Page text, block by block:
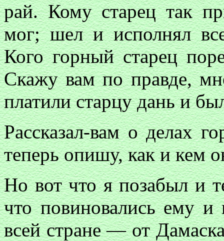
рай. Кому старец так
мог; шел и исполнял
Кого горный старец
Скажу вам по правде,
платили старцу дань и
Рассказал-вам о делах
теперь опишу, как и кем
Но вот что я позабыл и
что повиновались ему
всей стране — от